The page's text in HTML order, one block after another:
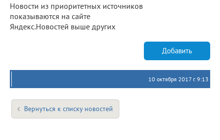
Новости из приоритетных источников
показываются на сайте
Яндекс.Новостей выше других
Добавить
10 октября 2017 г. 9:13
Вернуться к списку новостей